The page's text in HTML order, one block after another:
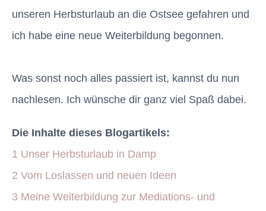
unseren Herbsturlaub an die Ostsee gefahren und
ich habe eine neue Weiterbildung begonnen.
Was sonst noch alles passiert ist, kannst du nun
nachlesen. Ich wünsche dir ganz viel Spaß dabei.
Die Inhalte dieses Blogartikels:
1 Unser Herbsturlaub in Damp
2 Vom Loslassen und neuen Ideen
3 Meine Weiterbildung zur Mediations- und